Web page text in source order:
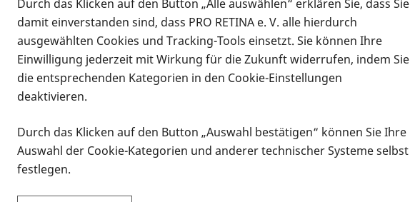
Infomaterial
Infomaterial
Durch das Klicken auf den Button „Alle auswählen“ erklären Sie, dass Sie
damit einverstanden sind, dass PRO RETINA e. V. alle hierdurch
ausgewählten Cookies und Tracking-Tools einsetzt. Sie können Ihre
Einwilligung jederzeit mit Wirkung für die Zukunft widerrufen, indem Sie
die entsprechenden Kategorien in den Cookie-Einstellungen
deaktivieren.
Durch das Klicken auf den Button „Auswahl bestätigen“ können Sie Ihre
Auswahl der Cookie-Kategorien und anderer technischer Systeme selbst
festlegen.